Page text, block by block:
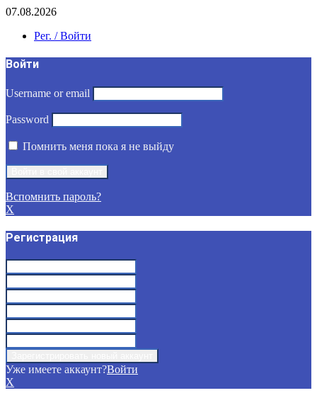
07.08.2026
Рег. / Войти
Войти
Username or email
Password
Помнить меня пока я не выйду
Вспомнить пароль?
X
Регистрация
Уже имеете аккаунт?Войти
X